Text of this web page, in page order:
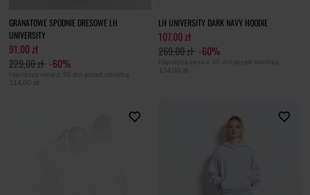
GRANATOWE SPODNIE DRESOWE LH
UNIVERSITY
91,00 zł
229,00 zł -60%
Najniższa cena z 30 dni przed obniżką
114,00 zł
LH UNIVERSITY DARK NAVY HOODIE
107,00 zł
269,00 zł -60%
Najniższa cena z 30 dni przed obniżką
134,00 zł